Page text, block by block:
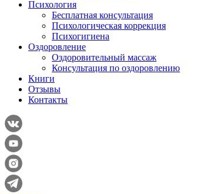
Психология
Бесплатная консультация
Психологическая коррекция
Психогигиена
Оздоровление
Оздоровительный массаж
Консультация по оздоровлению
Книги
Отзывы
Контакты